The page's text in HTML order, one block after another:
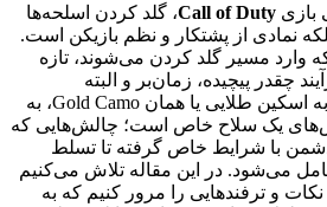
بازی Call of Duty، گلد کردن اسلحه‌ها
نمادی از پشتکار و نظم بازیکن است.
وارد مسیر گلد کردن می‌شوند، تازه
چقدر پیچیده، زمان‌بر و البته
لذت‌بخش است. دستیابی به اسکین طلایی یا همان Gold Camo، به
یک سلاح خاص است؛ چالش‌هایی که
با شرایط خاص گرفته تا تسلط
می‌شود. در این مقاله تلاش می‌کنیم
و ترفندهایی را مرور کنیم که به